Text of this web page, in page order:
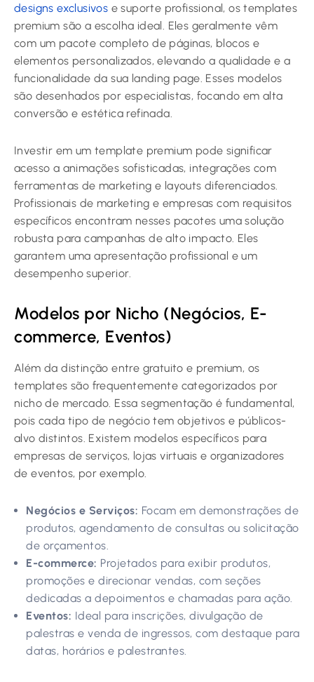
designs exclusivos e suporte profissional, os templates
premium são a escolha ideal. Eles geralmente vêm
com um pacote completo de páginas, blocos e
elementos personalizados, elevando a qualidade e a
funcionalidade da sua landing page. Esses modelos
são desenhados por especialistas, focando em alta
conversão e estética refinada.
Investir em um template premium pode significar
acesso a animações sofisticadas, integrações com
ferramentas de marketing e layouts diferenciados.
Profissionais de marketing e empresas com requisitos
específicos encontram nesses pacotes uma solução
robusta para campanhas de alto impacto. Eles
garantem uma apresentação profissional e um
desempenho superior.
Modelos por Nicho (Negócios, E-
commerce, Eventos)
Além da distinção entre gratuito e premium, os
templates são frequentemente categorizados por
nicho de mercado. Essa segmentação é fundamental,
pois cada tipo de negócio tem objetivos e públicos-
alvo distintos. Existem modelos específicos para
empresas de serviços, lojas virtuais e organizadores
de eventos, por exemplo.
Negócios e Serviços: Focam em demonstrações de
produtos, agendamento de consultas ou solicitação
de orçamentos.
E-commerce: Projetados para exibir produtos,
promoções e direcionar vendas, com seções
dedicadas a depoimentos e chamadas para ação.
Eventos: Ideal para inscrições, divulgação de
palestras e venda de ingressos, com destaque para
datas, horários e palestrantes.